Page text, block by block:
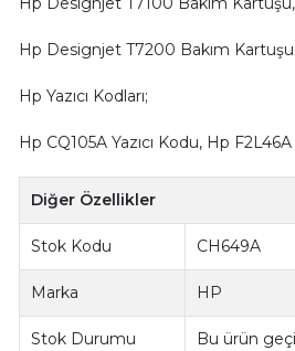
Hp Designjet T7200 Bakım
Hp Yazıcı Kodları;
Hp CQ105A Yazıcı Kodu, Hp F2L46A
Diğer Özellikler
Stok Kodu CH649A
Marka HP
Stok Durumu
Bu ürün